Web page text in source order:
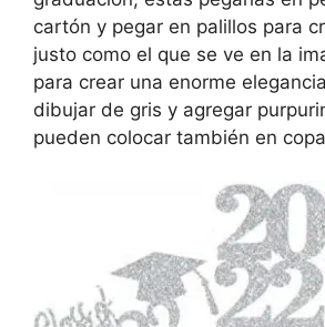
cartón y pegar en palillos para
justo como el que se ve en la
para crear una enorme
dibujar de gris y agregar
pueden colocar también en